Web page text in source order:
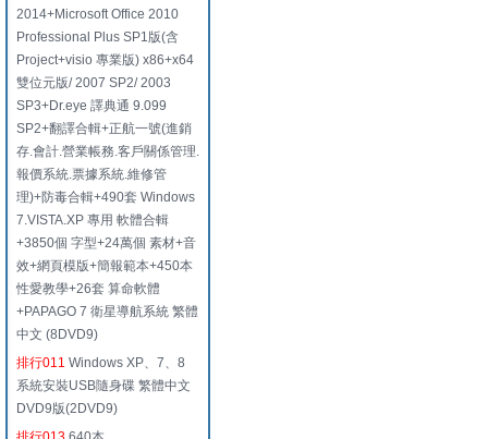
2014+Microsoft Office 2010
Professional Plus SP1版(含
Project+visio 專業版) x86+x64
雙位元版/ 2007 SP2/ 2003
SP3+Dr.eye 譯典通 9.099
SP2+翻譯合輯+正航一號(進銷
存.會計.營業帳務.客戶關係管理.
報價系統.票據系統.維修管
理)+防毒合輯+490套 Windows
7.VISTA.XP 專用 軟體合輯
+3850個 字型+24萬個 素材+音
效+網頁模版+簡報範本+450本
性愛教學+26套 算命軟體
+PAPAGO 7 衛星導航系統 繁體
中文 (8DVD9)
排行011 Windows XP、7、8
系統安裝USB隨身碟 繁體中文
DVD9版(2DVD9)